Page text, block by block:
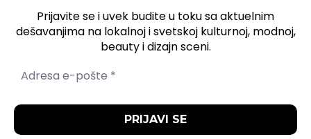
Oglašavanje
Kontakt
Spotify
Prijavite se i uvek budite u toku sa aktuelnim
dešavanjima na lokalnoj i svetskoj kulturnoj, modnoj,
beauty i dizajn sceni.